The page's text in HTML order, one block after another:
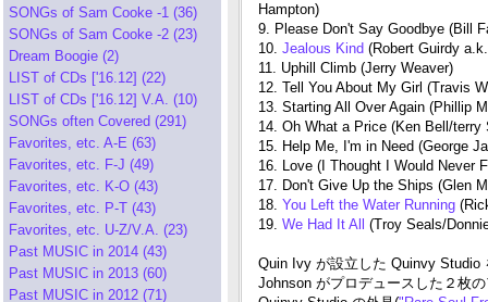
SONGs of Sam Cooke -1 (36)
SONGs of Sam Cooke -2 (23)
Dream Boogie (2)
LIST of CDs ['16.12] (22)
LIST of CDs ['16.12] V.A. (10)
SONGs often Covered (291)
Favorites, etc. A-E (63)
Favorites, etc. F-J (49)
Favorites, etc. K-O (43)
Favorites, etc. P-T (43)
Favorites, etc. U-Z/V.A. (23)
Past MUSIC in 2014 (43)
Past MUSIC in 2013 (60)
Past MUSIC in 2012 (71)
Hampton)
9. Please Don't Say Goodbye (Bill
10. Jealous Kind (Robert Guirdy
11. Uphill Climb (Jerry Weaver)
12. Tell You About My Girl (Travis
13. Starting All Over Again (Phillip
14. Oh What a Price (Ken Bell/terry
15. Help Me, I'm in Need (George
16. Love (I Thought I Would Never
17. Don't Give Up the Ships (Glen
18. You Left the Water Running
19. We Had It All (Troy Seals/
Quin Ivy が設立した Quinvy Studio
Johnson がプロデュースした２枚